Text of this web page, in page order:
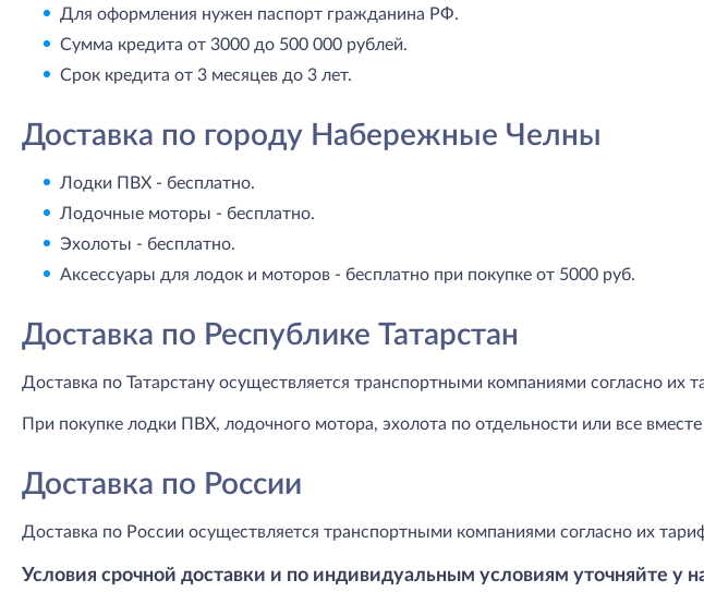
Для оформления нужен паспорт гражданина РФ.
Сумма кредита от 3000 до 500 000 рублей.
Срок кредита от 3 месяцев до 3 лет.
Доставка по городу Набережные Челны
Лодки ПВХ - бесплатно.
Лодочные моторы - бесплатно.
Эхолоты - бесплатно.
Аксессуары для лодок и моторов - бесплатно при покупке от 5000 руб.
Доставка по Республике Татарстан
Доставка по Татарстану осуществляется транспортными компаниями согласно их
При покупке лодки ПВХ, лодочного мотора, эхолота по отдельности или все
Доставка по России
Доставка по России осуществляется транспортными компаниями согласно их
Условия срочной доставки и по индивидуальным условиям уточняйте у